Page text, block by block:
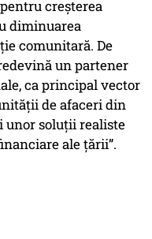
creșterea
diminuarea
comunitară. De
un partener
ca principal vector
de afaceri din
unor soluții realiste
ale țării”.